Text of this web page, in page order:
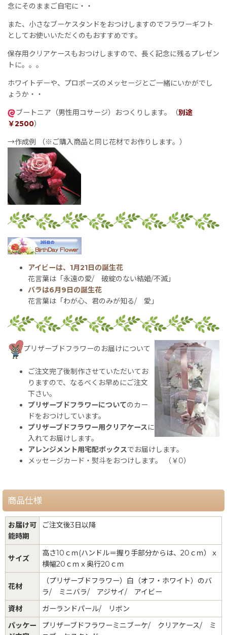
念にそのままご自宅に・・
また、小さなブーケスタンドをおつけしますのでフラワーギフト
としてお使いいただくのもおすすめです。
保存用クリアケースもおつけしますので、長く記念に残るプレゼン
トに。。。
ホワイトデーや、プロポーズのメッセージとご一緒にいかがでし
ょうか・・
ブートニア（男性用コサージ）おつくりします。（別途
￥2500）
→作成例 （※ご購入商品と同じ花材でお作りします。）
アイビーは、1月21日の誕生花
花言葉は「永遠の愛/ 破綻のない結婚/不滅」
バラは6月9日の誕生花
花言葉は「わが心、君のみが知る/ 愛」
プリザーブドフラワーのお届けについて
ご注文完了後制作させていただいてお
りますので、なるべくお早めにご注文
下さい。
プリザーブドフラワーについてのカー
ドをおつけしています。
プリザーブドフラワー用クリアケースに
入れてお届けします。
アレンジメント用宅配ボックスでお届けします。
メッセージカード・熨斗をおつけします。 （￥0）
商品仕様
お届け可
能時期
ご注文後3日以降
サイズ
高さ10ｃｍ(ハンドル＝握り手部分からは、20ｃｍ）ｘ
横幅20ｃｍｘ奥行20ｃｍ
花材
（プリザーブドフラワー）白（オフ・ホワイト）のバ
ラ/ ミニバラ/ アジサイ/ アイビー
資材
ガーランドパール/ リボン
パッケー
プリザーブドフラワーミニブーケ/ クリアケース/ ミ